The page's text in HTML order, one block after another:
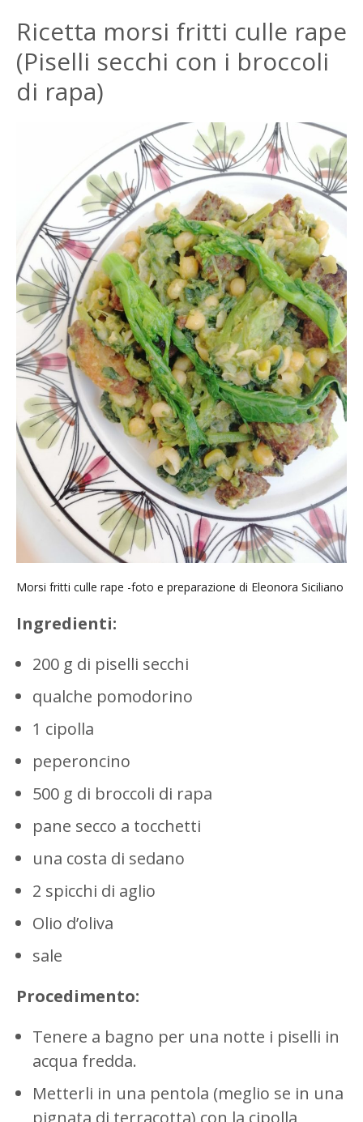
Ricetta morsi fritti culle rape
(Piselli secchi con i broccoli
di rapa)
Morsi fritti culle rape -foto e preparazione di Eleonora Siciliano
Ingredienti:
200 g di piselli secchi
qualche pomodorino
1 cipolla
peperoncino
500 g di broccoli di rapa
pane secco a tocchetti
una costa di sedano
2 spicchi di aglio
Olio d’oliva
sale
Procedimento:
Tenere a bagno per una notte i piselli in
acqua fredda.
Metterli in una pentola (meglio se in una